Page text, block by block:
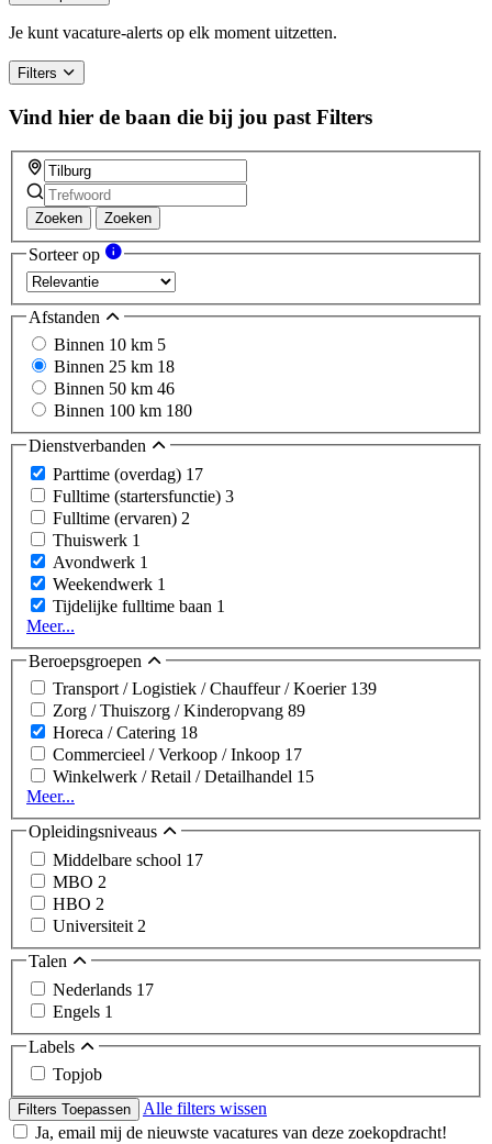
are
a
ignore
this
field
Je kunt vacature-alerts op elk moment uitzetten.
Filters
Vind hier de baan die bij jou past Filters
Zoeken Zoeken
Sorteer op
Afstanden
Binnen 10 km 5
Binnen 25 km 18
Binnen 50 km 46
Binnen 100 km 180
Dienstverbanden
Parttime (overdag) 17
Fulltime (startersfunctie) 3
Fulltime (ervaren) 2
Thuiswerk 1
Avondwerk 1
Weekendwerk 1
Tijdelijke fulltime baan 1
Meer...
Beroepsgroepen
Transport / Logistiek / Chauffeur / Koerier 139
Zorg / Thuiszorg / Kinderopvang 89
Horeca / Catering 18
Commercieel / Verkoop / Inkoop 17
Winkelwerk / Retail / Detailhandel 15
Meer...
Opleidingsniveaus
Middelbare school 17
MBO 2
HBO 2
Universiteit 2
Talen
Nederlands 17
Engels 1
Labels
Topjob
Filters Toepassen
Alle filters wissen
Ja, email mij de nieuwste vacatures van deze zoekopdracht!